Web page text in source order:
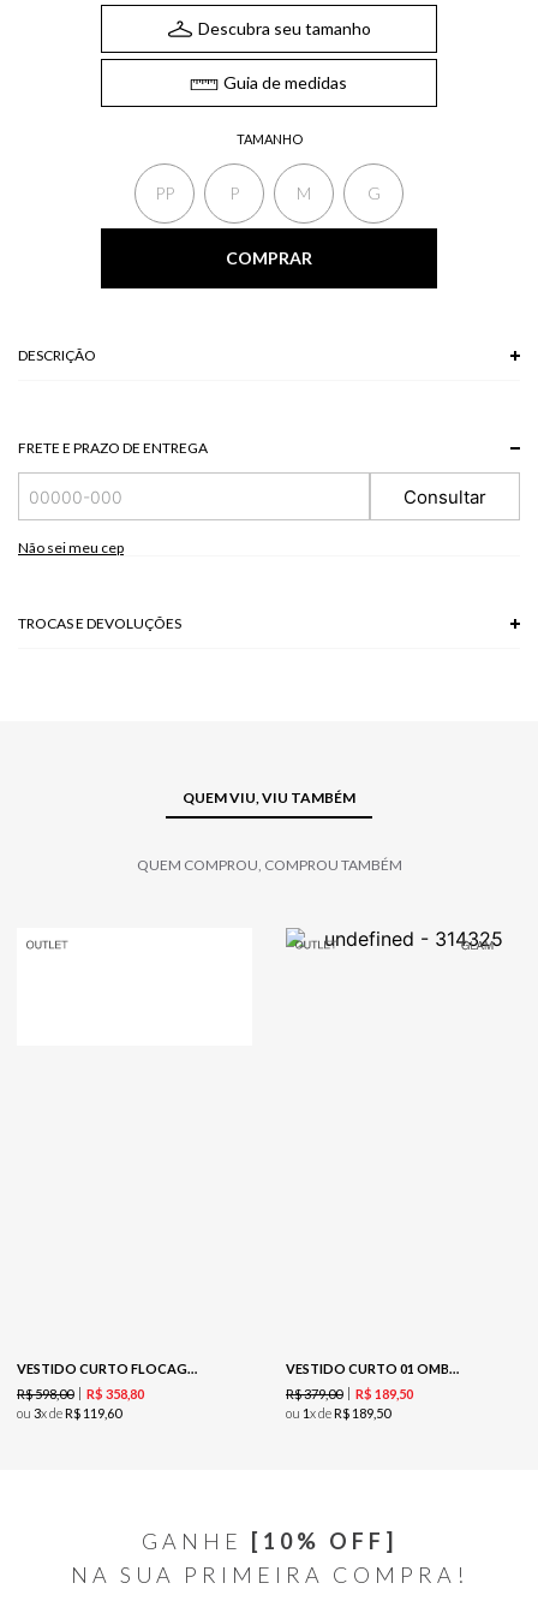
TAMANHO
PP P M G
Descubra seu tamanho
Guia de medidas
COMPRAR
DESCRIÇÃO
96% VISCOSE 4% ELASTANO
FRETE E PRAZO DE ENTREGA
Consultar
Não sei meu cep
TROCAS E DEVOLUÇÕES
QUEM VIU, VIU TAMBÉM
QUEM COMPROU, COMPROU TAMBÉM
VESTIDO CURTO FLOCAGEM - CAPUCCINO
R$598,00 R$ 35880
ou 3x deR$ 119 60
VESTIDO CURTO 01 OMBRO-DOURADO / MARROM
R$379,00 R$ 189 50
ou 1x deR$ 189 50
GANHE
[10% OFF]
NA SUA PRIMEIRA COMPRA!